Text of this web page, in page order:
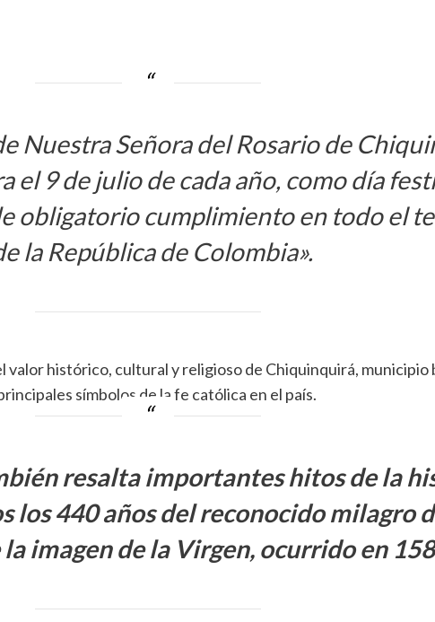
Nuestra Señora del Rosario de
el 9 de julio de cada año, como día
obligatorio cumplimiento en todo el
la República de Colombia».
valor histórico, cultural y religioso de Chiquinquirá, municipio
símbolos de la fe católica en el país.
resalta importantes hitos de la
los 440 años del reconocido milagro
imagen de la Virgen, ocurrido en